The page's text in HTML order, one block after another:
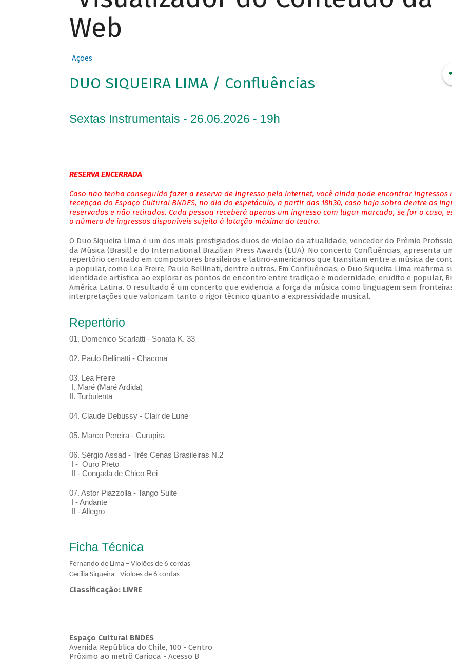
Web
Ações
DUO SIQUEIRA LIMA / Confluências
Sextas Instrumentais - 26.06.2026 - 19h
RESERVA ENCERRADA
Caso não tenha conseguido fazer a reserva de ingresso pela internet, você ainda pode encontrar ingressos
recepção do Espaço Cultural BNDES, no dia do espetáculo, a partir das 18h30, caso haja sobra dentre os
reservados e não retirados. Cada pessoa receberá apenas um ingresso com lugar marcado, se for o caso,
o número de ingressos disponíveis sujeito à lotação máxima do teatro.
O Duo Siqueira Lima é um dos mais prestigiados duos de violão da atualidade, vencedor do Prêmio
da Música (Brasil) e do International Brazilian Press Awards (EUA). No concerto Confluências, apresenta
repertório centrado em compositores brasileiros e latino-americanos que transitam entre a música de
a popular, como Lea Freire, Paulo Bellinati, dentre outros. Em Confluências, o Duo Siqueira Lima reafirma
identidade artística ao explorar os pontos de encontro entre tradição e modernidade, erudito e popular,
América Latina. O resultado é um concerto que evidencia a força da música como linguagem sem
interpretações que valorizam tanto o rigor técnico quanto a expressividade musical.
Repertório
01. Domenico Scarlatti - Sonata K. 33
02. Paulo Bellinatti - Chacona
03. Lea Freire
I. Maré (Maré Ardida)
II. Turbulenta
04. Claude Debussy - Clair de Lune
05. Marco Pereira - Curupira
06. Sérgio Assad - Três Cenas Brasileiras N.2
I - Ouro Preto
II - Congada de Chico Rei
07. Astor Piazzolla - Tango Suite
I - Andante
II - Allegro
Ficha Técnica
Fernando de Lima – Violões de 6 cordas
Cecília Siqueira - Violões de 6 cordas
Classificação: LIVRE
Espaço Cultural BNDES
Avenida República do Chile, 100 - Centro
Próximo ao metrô Carioca - Acesso B